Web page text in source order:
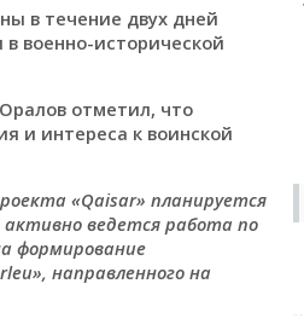
в течение двух дней
военно-исторической
отметил, что
и интереса к воинской
«Qaisar» планируется
ведется работа по
формирование
направленного на